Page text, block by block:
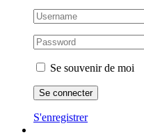
Se souvenir de moi
S'enregistrer